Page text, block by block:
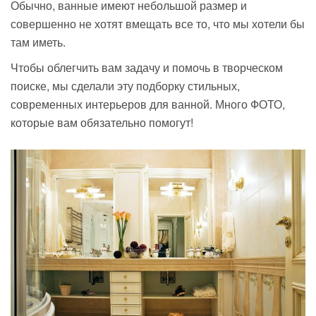
Обычно, ванные имеют небольшой размер и
совершенно не хотят вмещать все то, что мы хотели бы
там иметь.
Чтобы облегчить вам задачу и помочь в творческом
поиске, мы сделали эту подборку стильных,
современных интерьеров для ванной. Много ФОТО,
которые вам обязательно помогут!